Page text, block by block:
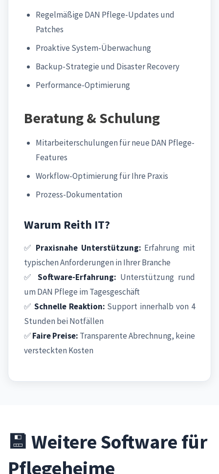
Regelmäßige DAN Pflege-Updates und
Patches
Proaktive System-Überwachung
Backup-Strategie und Disaster Recovery
Performance-Optimierung
Beratung & Schulung
Mitarbeiterschulungen für neue DAN Pflege-
Features
Workflow-Optimierung für Ihre Praxis
Prozess-Dokumentation
Warum Reith IT?
✅ Praxisnahe Unterstützung: Erfahrung mit
typischen Anforderungen in Ihrer Branche
✅ Software-Erfahrung: Unterstützung rund
um DAN Pflege im Tagesgeschäft
✅ Schnelle Reaktion: Support innerhalb von 4
Stunden bei Notfällen
✅Faire Preise: Transparente Abrechnung, keine
versteckten Kosten
💾 Weitere Software für
Pflegeheime